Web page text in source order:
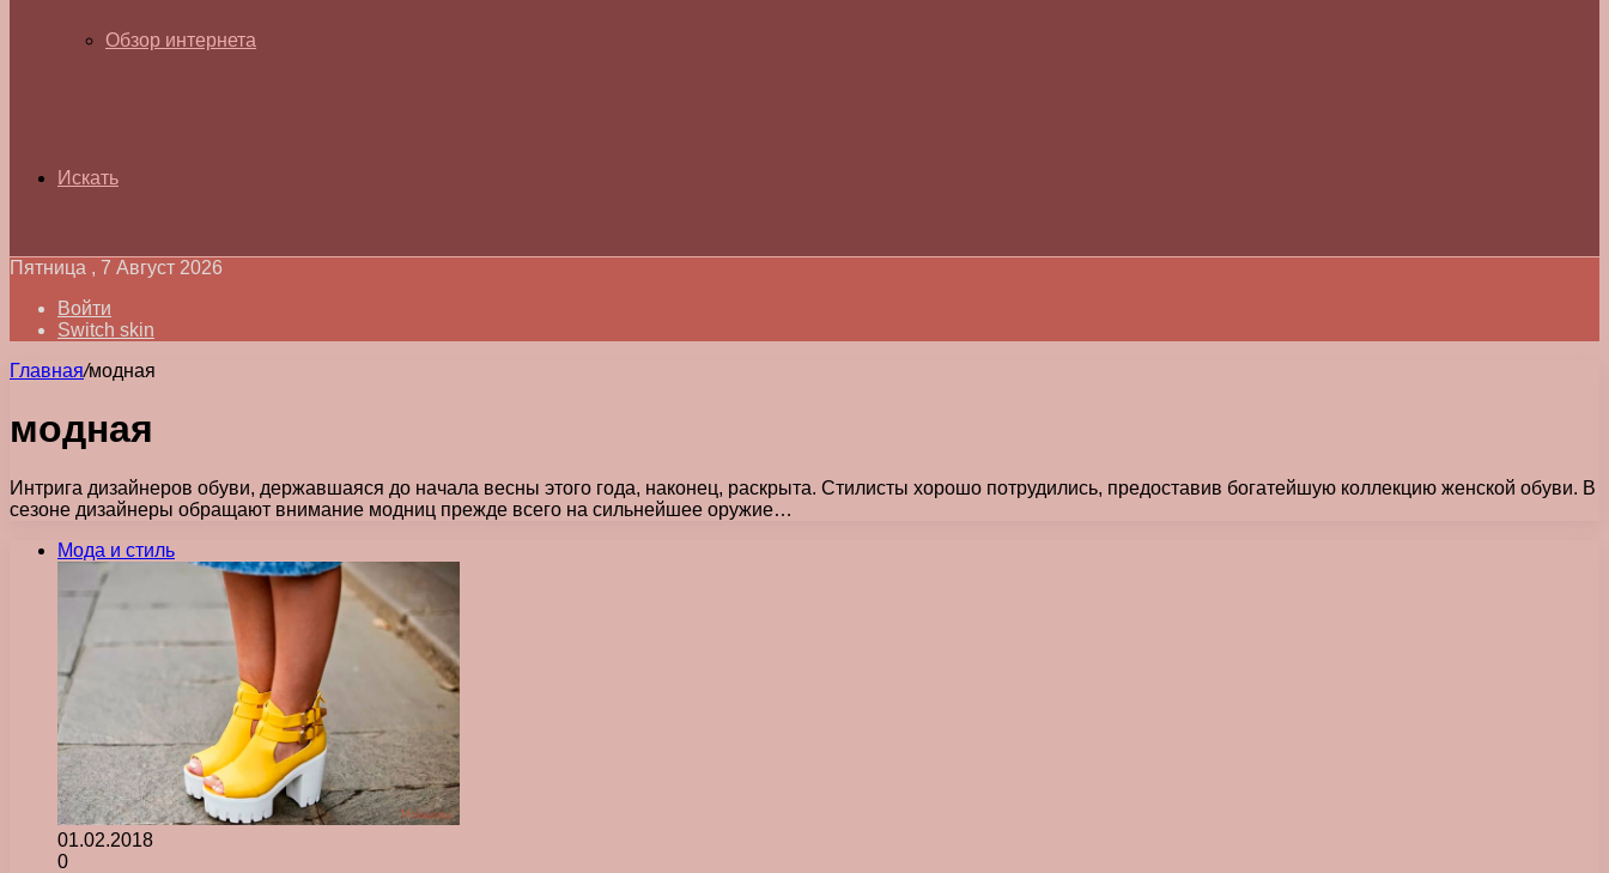
Обзор интернета
Искать
Пятница , 7 Август 2026
Войти
Switch skin
Главная/модная
модная
Интрига дизайнеров обуви, державшаяся до начала весны этого года, наконец, раскрыта. Стилисты хорошо потрудились, предоставив богатейшую коллекцию женской обуви. В
сезоне дизайнеры обращают внимание модниц прежде всего на сильнейшее оружие…
Мода и стиль
01.02.2018
0